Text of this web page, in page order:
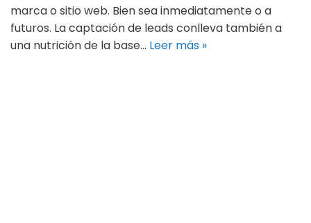
marca o sitio web. Bien sea inmediatamente o a
futuros. La captación de leads conlleva también a
una nutrición de la base… Leer más »